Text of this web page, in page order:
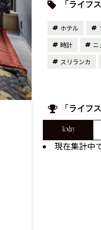
「ライフ
ホテル
時計
ニ
スリランカ
「ライフ
Today
現在集計中